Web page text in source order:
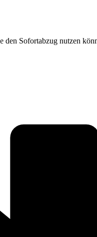
den Sofortabzug nutzen